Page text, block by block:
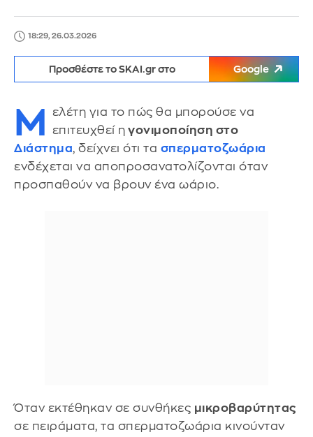
18:29, 26.03.2026
Προσθέστε το SKAI.gr στο Google
Μ
ελέτη για το πώς θα μπορούσε να
επιτευχθεί η γονιμοποίηση στο
Διάστημα, δείχνει ότι τα σπερματοζωάρια
ενδέχεται να αποπροσανατολίζονται όταν
προσπαθούν να βρουν ένα ωάριο.
Όταν εκτέθηκαν σε συνθήκες μικροβαρύτητας
σε πειράματα, τα σπερματοζωάρια κινούνταν